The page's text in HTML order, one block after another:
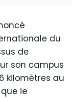
du
de
son campus
kilomètres au
le